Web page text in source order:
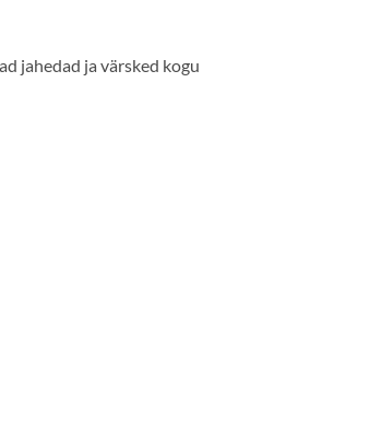
jahedad ja värsked kogu